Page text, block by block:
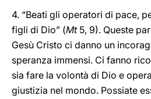
4. “Beati gli operatori di pace,
figli di Dio” (Mt5, 9). Queste
Gesù Cristo ci danno un
speranza immensi. Ci fanno
sia fare la volontà di Dio e
giustizia nel mondo. Possiate